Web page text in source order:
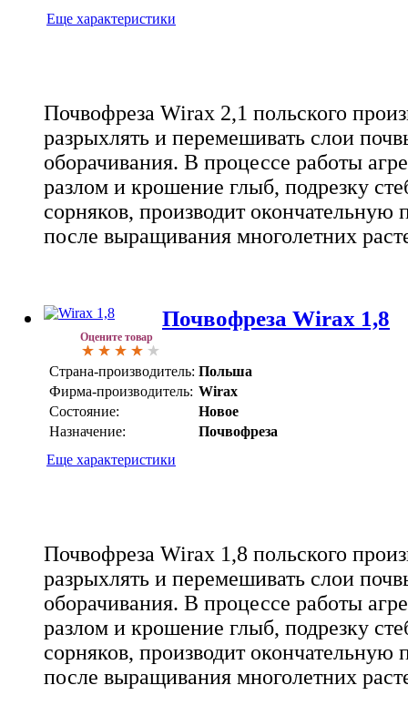
Еще характеристики
Почвофреза Wirax 2,1 польского
разрыхлять и перемешивать слои
оборачивания. В процессе работы
разлом и крошение глыб, подрезку
сорняков, производит окончательную
после выращивания многолетних
Оцените товар
Почвофреза Wirax 1,8
Страна-производитель: Польша
Фирма-производитель: Wirax
Состояние:
Новое
Назначение:
Почвофреза
Еще характеристики
Почвофреза Wirax 1,8 польского
разрыхлять и перемешивать слои
оборачивания. В процессе работы
разлом и крошение глыб, подрезку
сорняков, производит окончательную
после выращивания многолетних